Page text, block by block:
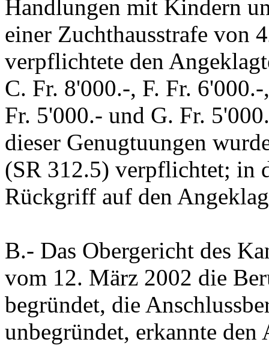
Handlungen mit Kindern
einer Zuchthausstrafe von
verpflichtete den
C. Fr. 8'000.-, F. Fr.
Fr. 5'000.- und G. Fr.
dieser Genugtuungen
(SR 312.5) verpflichtet; in
Rückgriff auf den
B.- Das Obergericht des
vom 12. März 2002 die
begründet, die
unbegründet, erkannte